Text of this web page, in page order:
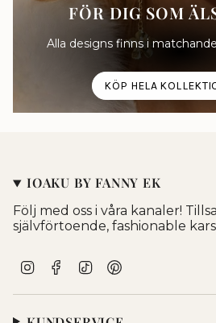
FÖR DIG SOM
Alla designs finns i
KÖP HELA
IOAKU BY FANNY EK
Följ med oss i våra kanaler!
självförtoende, fashionable
s
c
k
n